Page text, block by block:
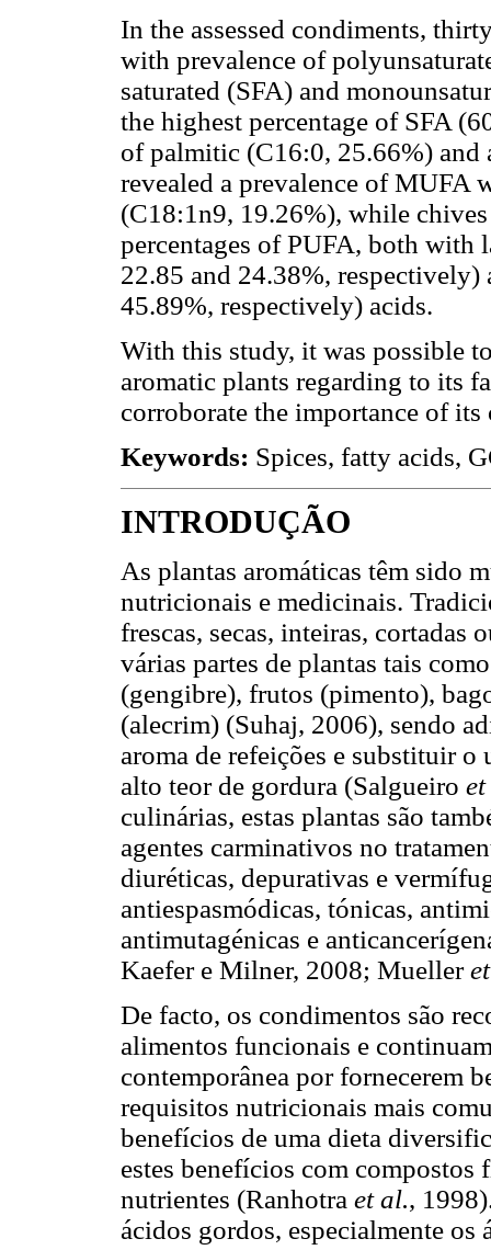
In the assessed condiments,
with prevalence of
saturated (SFA) and
the highest percentage of SFA
of palmitic (C16:0, 25.66%) and
revealed a prevalence of MUFA
(C18:1n9, 19.26%), while
percentages of PUFA, both with
22.85 and 24.38%,
45.89%, respectively) acids.
With this study, it was possible
aromatic plants regarding to its
corroborate the importance of
Keywords: Spices, fatty acids,
INTRODUÇÃO
As plantas aromáticas têm sido
nutricionais e medicinais.
frescas, secas, inteiras, cortadas
várias partes de plantas tais
(gengibre), frutos (pimento),
(alecrim) (Suhaj, 2006), sendo
aroma de refeições e substituir
alto teor de gordura (Salgueiro
culinárias, estas plantas são
agentes carminativos no
diuréticas, depurativas e
antiespasmódicas, tónicas,
antimutagénicas e
Kaefer e Milner, 2008; Mueller
De facto, os condimentos são
alimentos funcionais e
contemporânea por fornecerem
requisitos nutricionais mais
benefícios de uma dieta
estes benefícios com
nutrientes (Ranhotra et al.,
ácidos gordos, especialmente os